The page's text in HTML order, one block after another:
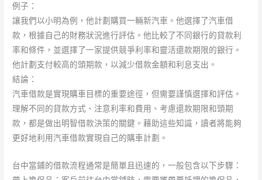
例子：
讓我們以小明為例，他計劃購買一輛新汽車。他選擇了汽車借
款，根據自己的財務狀況進行評估。他比較了不同銀行的貸款利
率和條件，並選擇了一家提供競爭利率和靈活還款期限的銀行。
他計劃支付較高的頭期款，以減少借款金額和利息支出。
結論：
汽車借款是實現購車目標的重要途徑，但需要謹慎選擇和評估。
理解不同的貸款方式、注意利率和費用、考慮還款期限和頭期
款，都是做出明智借款決策的關鍵。藉助這些知識，讀者將能夠
更好地利用汽車借款實現自己的購車計劃。
台中當鋪的借款流程通常是簡單且迅速的，一般包含以下步驟：